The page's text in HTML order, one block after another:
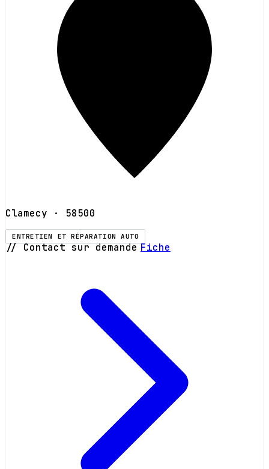
Clamecy · 58500
ENTRETIEN ET RÉPARATION AUTO
// Contact sur demande Fiche